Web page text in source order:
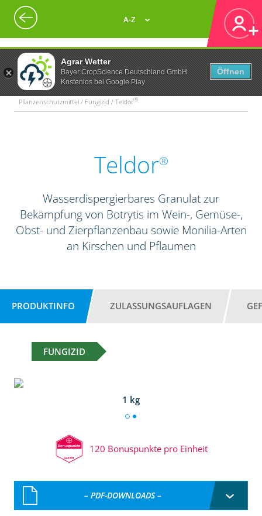
Agrar Wetter
Bayer CropScience Deutschland GmbH
Kostenlos bei Google Play
Öffnen
A-Z
Pflanzenschutzmittel / Fungizid / Teldor®
Teldor®
Wasserdispergierbares Granulat zur
Bekämpfung von Botrytis im Wein-, Gemüse-,
Obst- und Zierpflanzenbau sowie Monilia-Arten
an Kirschen und Pflaumen
PRODUKTINFO ZULASSUNGSAUFLAGEN
FUNGIZID
1 kg
120 Bonuspunkte pro Einheit
– PDF-DOWNLOADS –